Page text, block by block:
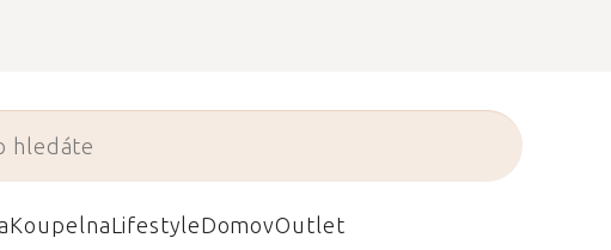
KoupelnaLifestyleDomovOutlet